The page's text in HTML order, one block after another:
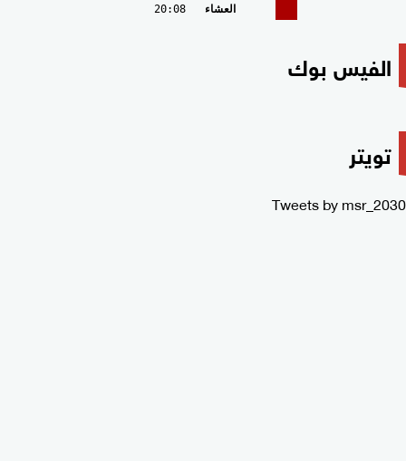
العشاء
20:08
الفيس بوك
تويتر
Tweets by msr_2030